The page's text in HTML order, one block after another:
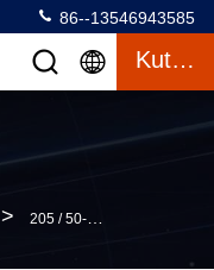
86--13546943585
Kutipan
> 205 / 50-10 Tire Electric Utility Carts Dengan Italy Graziano Axle